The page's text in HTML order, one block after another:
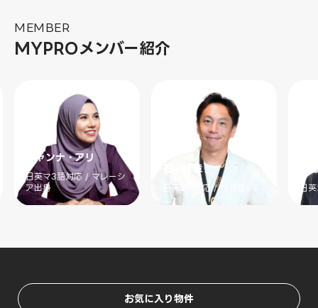
MEMBER
MYPROメンバー紹介
ジャンナ・アリ
日英マ3語対応 / マレーシ
ア出身
石川博章
日英2語対応 / 在住歴4年
斉
日
お気に入り物件